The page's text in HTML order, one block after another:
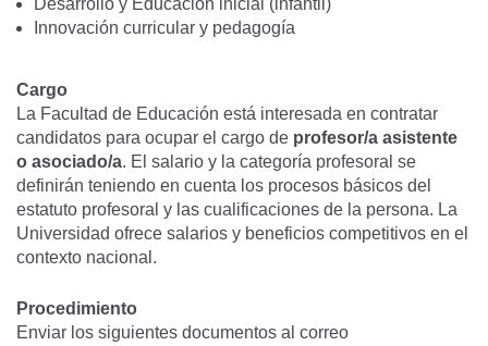
Desarrollo y Educación inicial (infantil)
Innovación curricular y pedagogía
Cargo
La Facultad de Educación está interesada en contratar
candidatos para ocupar el cargo de profesor/a asistente
o asociado/a. El salario y la categoría profesoral se
definirán teniendo en cuenta los procesos básicos del
estatuto profesoral y las cualificaciones de la persona. La
Universidad ofrece salarios y beneficios competitivos en el
contexto nacional.
Procedimiento
Enviar los siguientes documentos al correo